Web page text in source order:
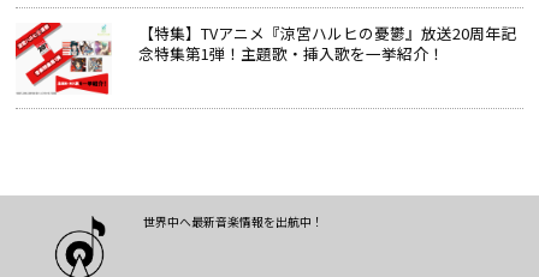
【特集】TVアニメ『涼宮ハルヒの憂鬱』放送20周年記
念特集第1弾！主題歌・挿入歌を一挙紹介！
世界中へ最新音楽情報を出航中！